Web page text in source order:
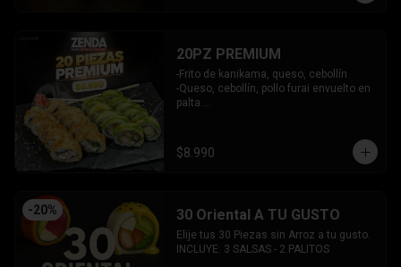
20PZ PREMIUM
-Frito de kanikama, queso, cebollín
-Queso, cebollín, pollo furai envuelto en
palta.
$8.990
-20% 30 Oriental A TU GUSTO
Elije tus 30 Piezas sin Arroz a tu gusto.
INCLUYE: 3 SALSAS - 2 PALITOS